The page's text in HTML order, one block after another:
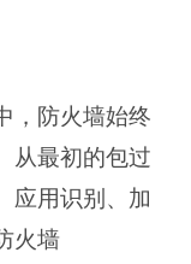
，防火墙始终
从最初的包过
应用识别、加
火墙